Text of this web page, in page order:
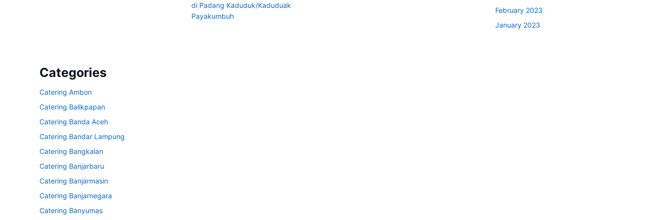
di Padang Kaduduk/Kaduduak
Payakumbuh
February 2023
January 2023
Categories
Catering Ambon
Catering Balikpapan
Catering Banda Aceh
Catering Bandar Lampung
Catering Bangkalan
Catering Banjarbaru
Catering Banjarmasin
Catering Banjarnegara
Catering Banyumas